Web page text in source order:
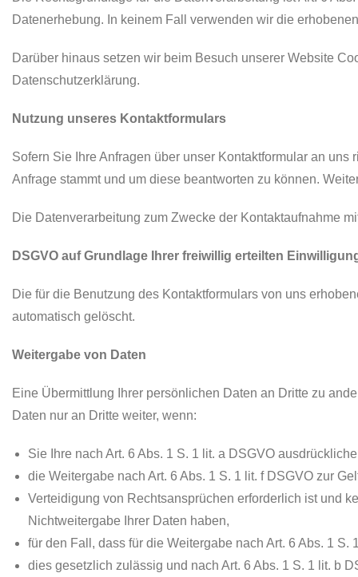
Datenerhebung. In keinem Fall verwenden wir die
Darüber hinaus setzen wir beim Besuch unserer Website
Datenschutzerklärung.
Nutzung unseres Kontaktformulars
Sofern Sie Ihre Anfragen über unser Kontaktformular an
Anfrage stammt und um diese beantworten zu können.
Die Datenverarbeitung zum Zwecke der Kontaktaufnahme
DSGVO auf Grundlage Ihrer freiwillig erteilten
Die für die Benutzung des Kontaktformulars von uns
automatisch gelöscht.
Weitergabe von Daten
Eine Übermittlung Ihrer persönlichen Daten an Dritte zu
Daten nur an Dritte weiter, wenn:
Sie Ihre nach Art. 6 Abs. 1 S. 1 lit. a DSGVO
die Weitergabe nach Art. 6 Abs. 1 S. 1 lit. f DSGVO zur
Verteidigung von Rechtsansprüchen erforderlich ist und
Nichtweitergabe Ihrer Daten haben,
für den Fall, dass für die Weitergabe nach Art. 6 Abs. 1
dies gesetzlich zulässig und nach Art. 6 Abs. 1 S. 1 lit. b